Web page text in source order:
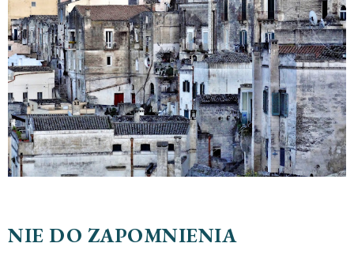
NIE DO ZAPOMNIENIA